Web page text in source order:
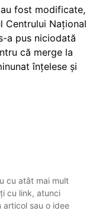
fost modificate,
Centrului Național
a pus niciodată
că merge la
înțelese și
cu atât mai mult
cu link, atunci
sau o idee